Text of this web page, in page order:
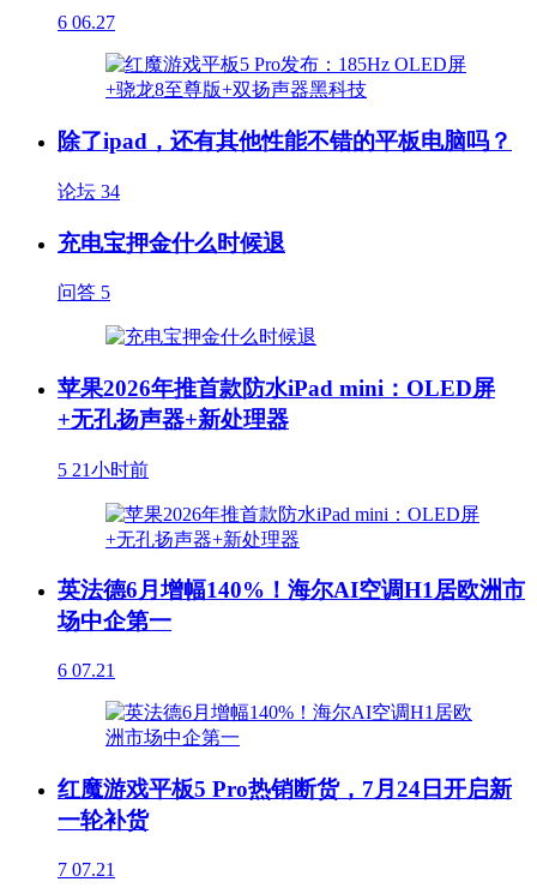
6 06.27
除了ipad，还有其他性能不错的平板电脑吗？
论坛 34
充电宝押金什么时候退
问答 5
苹果2026年推首款防水iPad mini：OLED屏
+无孔扬声器+新处理器
5 21小时前
英法德6月增幅140%！海尔AI空调H1居欧洲市
场中企第一
6 07.21
红魔游戏平板5 Pro热销断货，7月24日开启新
一轮补货
7 07.21